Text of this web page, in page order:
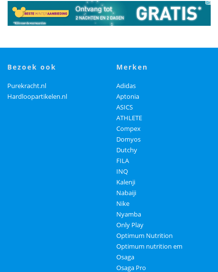
bezoek ook
Purekracht.nl
Hardloopartikelen.nl
merken
Adidas
Aptonia
ASICS
ATHLETE
Compex
Domyos
Dutchy
FILA
INQ
Kalenji
Nabaiji
Nike
Nyamba
Only Play
Optimum Nutrition
Optimum nutrition em
Osaga
Osaga Pro